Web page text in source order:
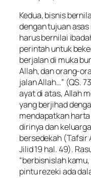
Kedua, bisnis
dengan tujuan
harus bernilai
perintah untuk
berjalan di muka
Allah, dan orang-
jalan Allah…” (QS.
ayat di atas, Allah
yang berjihad
mendapatkan
dirinya dan
bersedekah (Tafsir
Jilid 19 hal. 49).
“berbisnislah
pintu rezeki ada